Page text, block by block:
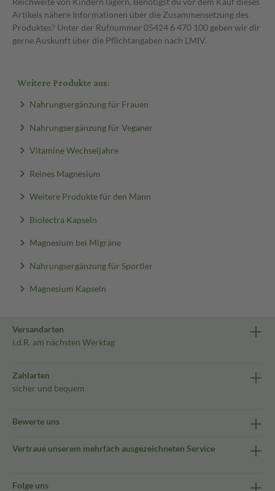
Artikels nähere Informationen über die Zusammensetzung des
Produktes? Unter der Rufnummer 05424 6 470 100 geben wir dir
gerne Auskunft über die Pflichtangaben nach LMIV.
Weitere Produkte aus:
Nahrungsergänzung für Frauen
Nahrungsergänzung für Veganer
Vitamine Wechseljahre
Reines Magnesium
Weitere Produkte für den Mann
Biolectra Kapseln
Magnesium bei Migräne
Nahrungsergänzung für Sportler
Magnesium Kapseln
Versandarten
i.d.R. am nächsten Werktag
Zahlarten
sicher und bequem
Bewerte uns
Vertraue unserem mehrfach ausgezeichneten Service
Folge uns